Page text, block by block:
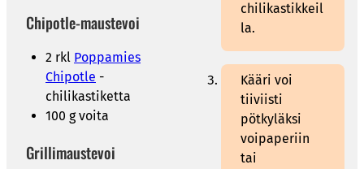
Chipotle-maustevoi
2 rkl Poppamies
Chipotle -
chilikastiketta
100 g voita
Grillimaustevoi
chilikastikkeil
la.
Kääri voi
tiiviisti
pötkyläksi
voipaperiin
tai